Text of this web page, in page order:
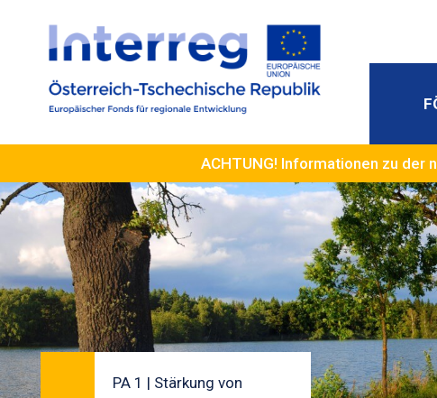
ACHTUNG! Informationen zu der
PA 1 | Stärkung von